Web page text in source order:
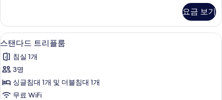
세
히
보
요금 보기
스
탠
다
드
트
저자극성 침구, 책상, 암막 커튼, 다리
3
스탠다드 트리플룸
침실 1개
3명
싱글침대 1개 및 더블침대 1개
무료 WiFi